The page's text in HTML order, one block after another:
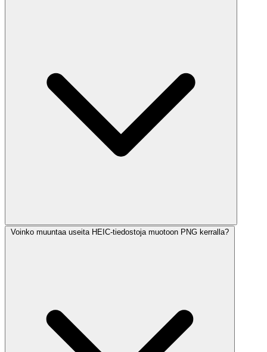
Voinko muuntaa useita HEIC-tiedostoja muotoon PNG kerralla?